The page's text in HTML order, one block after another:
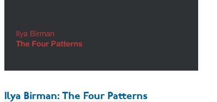
Ilya Birman: The Four Patterns